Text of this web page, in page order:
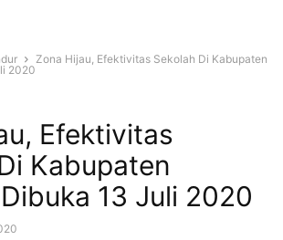
Zona Hijau, Efektivitas Sekolah Di Kabupaten
2020
Efektivitas
Kabupaten
13 Juli 2020